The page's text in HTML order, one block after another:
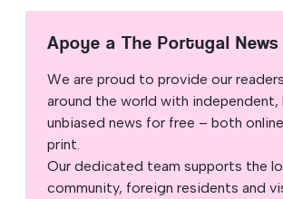
Apoye a The Portugal News
We are proud to provide our
around the world with independent,
unbiased news for free – both
print.
Our dedicated team supports the
community, foreign residents and